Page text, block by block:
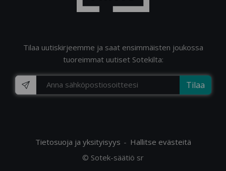
Tilaa uutiskirjeemme ja saat ensimmäisten joukossa
tuoreimmat uutiset Sotekilta:
Tilaa
Tietosuoja ja yksityisyys
Hallitse evästeitä
© Sotek-säätiö sr